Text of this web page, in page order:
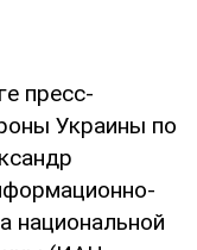
пресс-
Украины по
национальной